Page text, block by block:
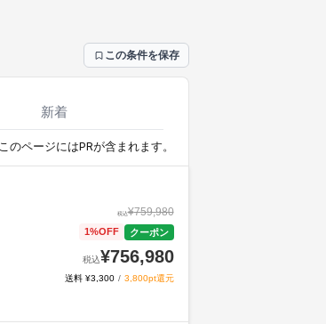
この条件を保存
新着
このページにはPRが含まれます。
税込¥759,980
1%OFF クーポン
税込¥756,980
送料 ¥3,300 / 3,800pt還元